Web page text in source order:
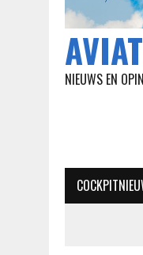
NIEUWS EN